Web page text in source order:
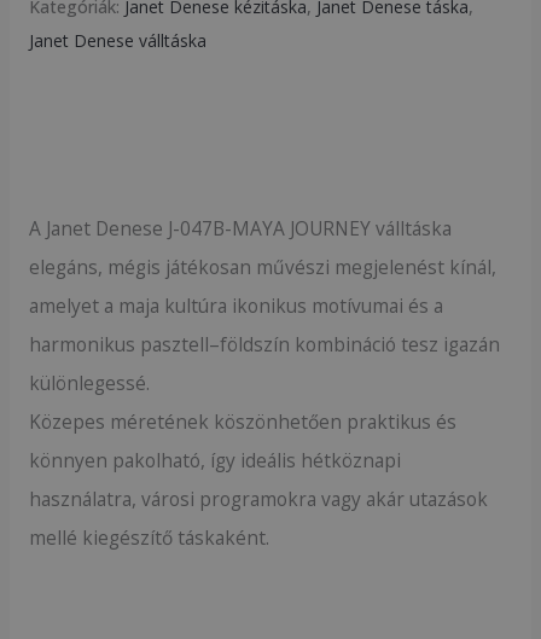
Kategóriák: Janet Denese kézitáska, Janet Denese táska,
Janet Denese válltáska
A Janet Denese J-047B-MAYA JOURNEY válltáska
elegáns, mégis játékosan művészi megjelenést kínál,
amelyet a maja kultúra ikonikus motívumai és a
harmonikus pasztell–földszín kombináció tesz igazán
különlegessé.
Közepes méretének köszönhetően praktikus és
könnyen pakolható, így ideális hétköznapi
használatra, városi programokra vagy akár utazások
mellé kiegészítő táskaként.